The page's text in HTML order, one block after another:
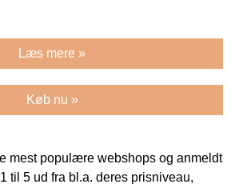
Læs mere »
Køb nu »
mest populære webshops og anmeldt
til 5 ud fra bl.a. deres prisniveau,